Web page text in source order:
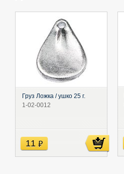
Груз Ложка / ушко 25 г.
1-02-0012
11 руб